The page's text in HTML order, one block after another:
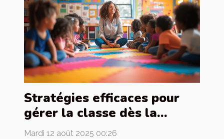
Stratégies efficaces pour
gérer la classe dès la
rentrée
Mardi 12 août 2025 00:26